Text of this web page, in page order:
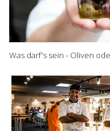
Was darf's sein - Oliven